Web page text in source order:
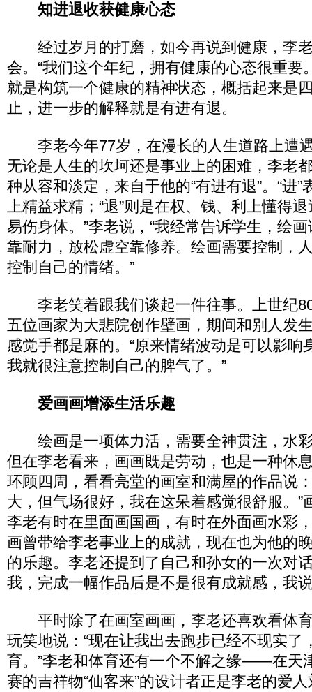
知进退收获健康心态
经过岁月的打磨，如今再说到健康，李
会。“我们这个年纪，拥有健康的心态很重要
就是构筑一个健康的精神状态，概括起来
止，进一步的解释就是有进有退。
李老今年77岁，在漫长的人生道路上遭
无论是人生的坎坷还是事业上的困难，李老
种从容和淡定，来自于他的“有进有退”。“进
上精益求精；“退”则是在权、钱、利上懂得
易伤身体。”李老说，“我经常告诉学生，绘
靠耐力，放松虚空靠修养。绘画需要控制，
控制自己的情绪。”
李老笑着跟我们谈起一件往事。上世纪
五位画家为大悲院创作壁画，期间和别人发
感觉手都是麻的。“原来情绪波动是可以影响
我就很注意控制自己的脾气了。”
爱画画增添生活乐趣
绘画是一项体力活，需要全神贯注，水
但在李老看来，画画既是劳动，也是一种休
环顾四周，看看亮堂的画室和满屋的作品说
大，但气场很好，我在这呆着感觉很舒服。”
李老有时在里面画国画，有时在外面画水彩
画曾带给李老事业上的成就，现在也为他的
的乐趣。李老还提到了自己和孙女的一次对
我，完成一幅作品后是不是很有成就感，我
平时除了在画室画画，李老还喜欢看体
玩笑地说：“现在让我出去跑步已经不现实了
育。”李老和体育还有一个不解之缘——在天
赛的吉祥物“仙客来”的设计者正是李老的爱